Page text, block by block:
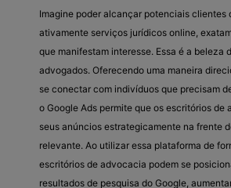
Imagine poder alcançar potenciais clientes
ativamente serviços jurídicos online,
que manifestam interesse. Essa é a beleza
advogados. Oferecendo uma maneira
se conectar com indivíduos que precisam
o Google Ads permite que os escritórios de
seus anúncios estrategicamente na frente
relevante. Ao utilizar essa plataforma de
escritórios de advocacia podem se
resultados de pesquisa do Google,